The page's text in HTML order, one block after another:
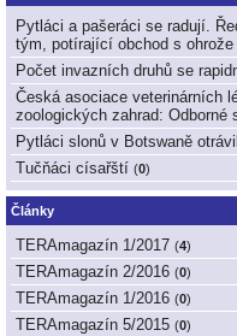
Pytláci a pašeráci se radují.
tým, potírající obchod s ohrože
Počet invazních druhů se
Česká asociace veterinárních
zoologických zahrad: Odborné
Pytláci slonů v Botswaně
Tučňáci císařští (0)
Články
TERAmagazín 1/2017 (4)
TERAmagazín 2/2016 (0)
TERAmagazín 1/2016 (0)
TERAmagazín 5/2015 (0)